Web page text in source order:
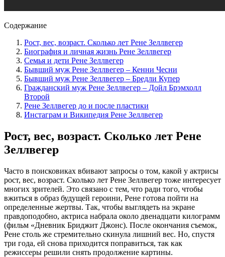
Содержание
Рост, вес, возраст. Сколько лет Рене Зеллвегер
Биография и личная жизнь Рене Зеллвегер
Семья и дети Рене Зеллвегер
Бывший муж Рене Зеллвегер – Кенни Чесни
Бывший муж Рене Зеллвегер – Бредли Купер
Гражданский муж Рене Зеллвегер – Дойл Брэмхолл
Второй
Рене Зеллвегер до и после пластики
Инстаграм и Википедия Рене Зеллвегер
Рост, вес, возраст. Сколько лет Рене
Зеллвегер
Часто в поисковиках вбивают запросы о том, какой у актрисы
рост, вес, возраст. Сколько лет Рене Зеллвегер тоже интересует
многих зрителей. Это связано с тем, что ради того, чтобы
вжиться в образ будущей героини, Рене готова пойти на
определенные жертвы. Так, чтобы выглядеть на экране
правдоподобно, актриса набрала около двенадцати килограмм
(фильм «Дневник Бриджит Джонс). После окончания съемок,
Рене столь же стремительно скинула лишний вес. Но, спустя
три года, ей снова приходится поправиться, так как
режиссеры решили снять продолжение картины.